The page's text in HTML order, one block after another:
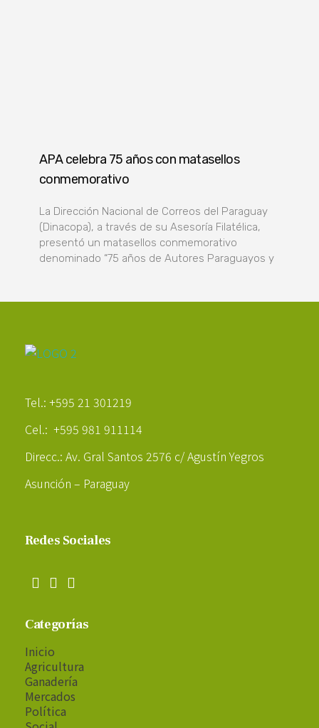
APA celebra 75 años con matasellos
conmemorativo
La Dirección Nacional de Correos del Paraguay
(Dinacopa), a través de su Asesoría Filatélica,
presentó un matasellos conmemorativo
denominado “75 años de Autores Paraguayos y
Tel.: +595 21 301219
Cel.: +595 981 911114
Direcc.: Av. Gral Santos 2576 c/ Agustín Yegros
Asunción – Paraguay
Redes Sociales
Categorías
Inicio
Agricultura
Ganadería
Mercados
Política